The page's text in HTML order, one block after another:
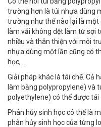
trường hơn là túi nhựa dùng
trường như thế nào lại là một
làm vải không dệt làm từ sợi
nhiều và thân thiện với môi
nhựa dùng một lần cũng có
học,...
Giải pháp khác là tái chế. Cả
làm bằng polypropylene) và
polyethylene) có thể được tái
Phân hủy sinh học có thể là
phân hủy sinh học của từng